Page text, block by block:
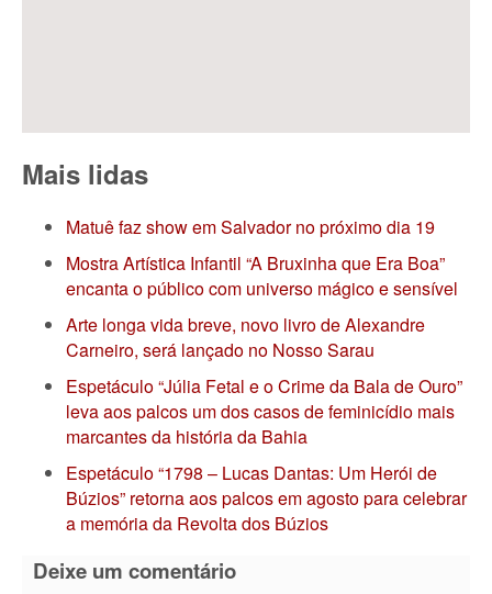
Mais lidas
Matuê faz show em Salvador no próximo dia 19
Mostra Artística Infantil “A Bruxinha que Era Boa”
encanta o público com universo mágico e sensível
Arte longa vida breve, novo livro de Alexandre
Carneiro, será lançado no Nosso Sarau
Espetáculo “Júlia Fetal e o Crime da Bala de Ouro”
leva aos palcos um dos casos de feminicídio mais
marcantes da história da Bahia
Espetáculo “1798 – Lucas Dantas: Um Herói de
Búzios” retorna aos palcos em agosto para celebrar
a memória da Revolta dos Búzios
Deixe um comentário